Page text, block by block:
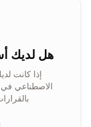
هل لديك
إذا كانت